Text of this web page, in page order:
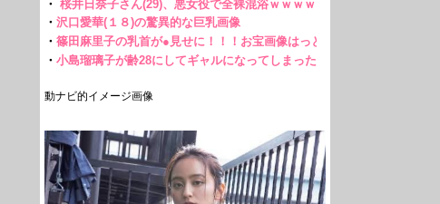
動ナビ的イメージ画像